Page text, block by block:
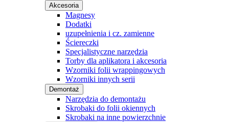
Akcesoria
Magnesy
Dodatki
uzupełnienia i cz. zamienne
Ściereczki
Specjalistyczne narzędzia
Torby dla aplikatora i akcesoria
Wzorniki folii wrappingowych
Wzorniki innych serii
Demontaż
Narzędzia do demontażu
Skrobaki do folii okiennych
Skrobaki na inne powierzchnie